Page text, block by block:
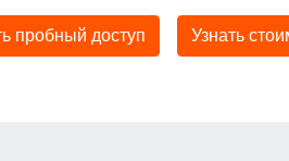
пробный доступ Узнать